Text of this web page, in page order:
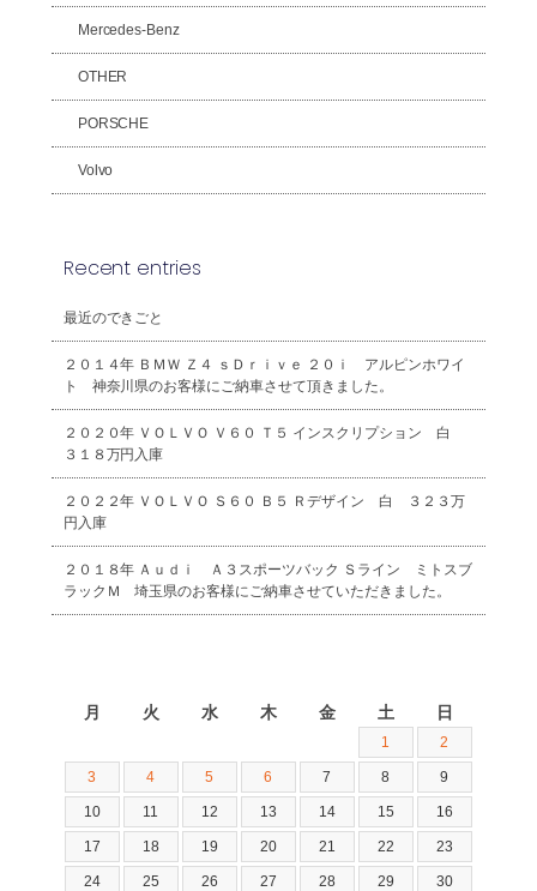
Mercedes-Benz
OTHER
PORSCHE
Volvo
Recent entries
最近のできごと
２０１４年 ＢＭＷ Ｚ４ ｓＤｒｉｖｅ ２０ｉ アルピンホワイ
ト 神奈川県のお客様にご納車させて頂きました。
２０２０年 ＶＯＬＶＯ Ｖ６０ Ｔ５ インスクリプション 白
３１８万円入庫
２０２２年 ＶＯＬＶＯ Ｓ６０ Ｂ５ Ｒデザイン 白 ３２３万
円入庫
２０１８年 Ａｕｄｉ Ａ３スポーツバック Ｓライン ミトスブ
ラックＭ 埼玉県のお客様にご納車させていただきました。
月 火 水 木 金 土 日
1 2
3 4 5 6 7 8 9
10 11 12 13 14 15 16
17 18 19 20 21 22 23
24 25 26 27 28 29 30